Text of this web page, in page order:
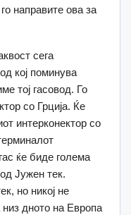
направите ова за
сега
кој поминува
тој гасовод. Го
со Грција. Ќе
интерконектор со
ќе биде голема
Јужен тек.
но никој не
низ дното на Европа